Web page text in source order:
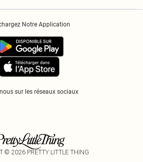
sur les réseaux sociaux
Notre Application
© 2026 PRETTY LITTLE THING